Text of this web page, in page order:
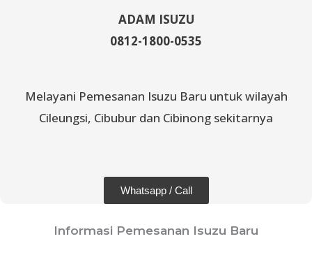
ADAM ISUZU
0812-1800-0535
Melayani Pemesanan Isuzu Baru untuk wilayah
Cileungsi, Cibubur dan Cibinong sekitarnya
Whatsapp / Call
Informasi Pemesanan Isuzu Baru